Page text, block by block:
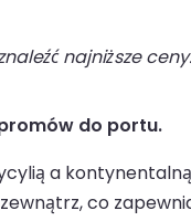
najniższe
do portu.
a kontynentalną
co